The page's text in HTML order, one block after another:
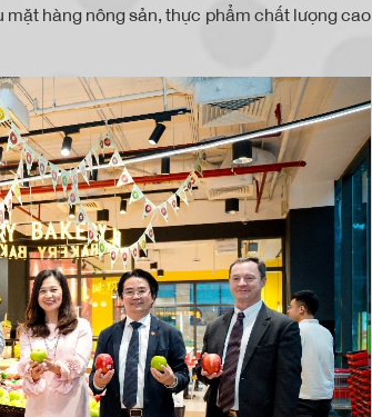
hàng nông sản, thực phẩm chất lượng cao